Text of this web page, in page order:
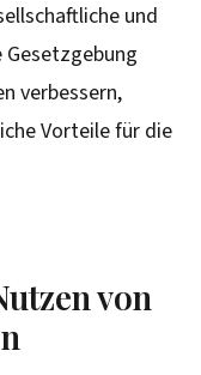
und
verbessern,
Vorteile für die
von